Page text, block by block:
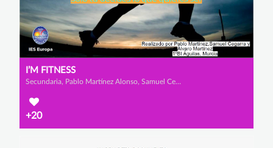
I’M FITNESS
Secundaria, Pablo Martínez Alonso, Samuel Cegarrarra Vargas y Álvaro Martínez
+20